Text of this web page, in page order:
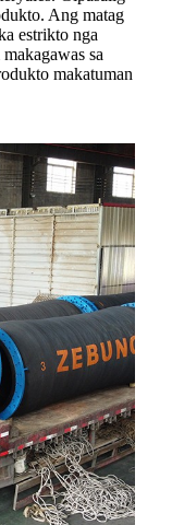
Ang matag
estrikto nga
sa
makatuman